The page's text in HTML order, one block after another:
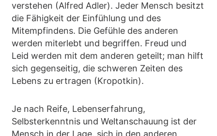
verstehen (Alfred Adler). Jeder Mensch besitzt
die Fähigkeit der Einfühlung und des
Mitempfindens. Die Gefühle des anderen
werden miterlebt und begriffen. Freud und
Leid werden mit dem anderen geteilt; man hilft
sich gegenseitig, die schweren Zeiten des
Lebens zu ertragen (Kropotkin).
Je nach Reife, Lebenserfahrung,
Selbsterkenntnis und Weltanschauung ist der